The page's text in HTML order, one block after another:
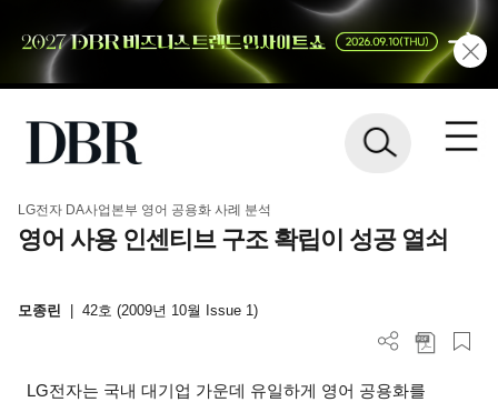
LG전자 DA사업본부 영어 공용화 사례 분석
영어 사용 인센티브 구조 확립이 성공 열쇠
모종린 42호 (2009년 10월 Issue 1)
LG전자는 국내 대기업 가운데 유일하게 영어 공용화를